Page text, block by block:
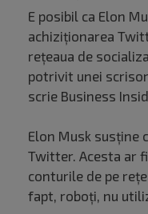
E posibil ca Elon
achiziționarea
rețeaua de
potrivit unei
scrie Business
Elon Musk susține
Twitter. Acesta ar
conturile de pe
fapt, roboți, nu